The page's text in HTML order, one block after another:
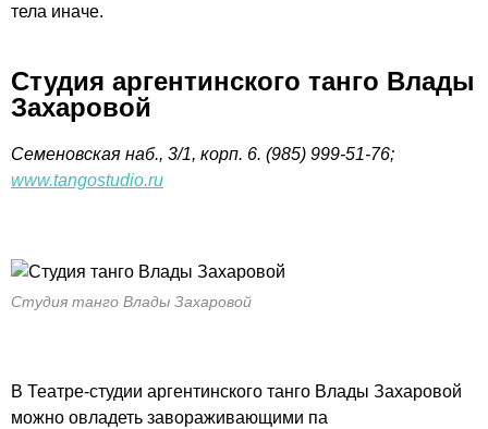
тела иначе.
Студия аргентинского танго Влады
Захаровой
Семеновская наб., 3/1, корп. 6. (985) 999-51-76;
www.tangostudio.ru
Студия танго Влады Захаровой
В Театре-студии аргентинского танго Влады Захаровой
можно овладеть завораживающими па